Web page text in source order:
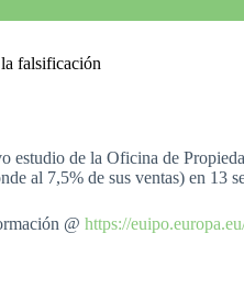
falsificación
estudio de la Oficina de
al 7,5% de sus ventas) en 13
@ https://